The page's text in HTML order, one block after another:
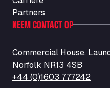
Partners
NEEM CONTACT OP
Commercial House,
Norfolk NR13 4SB
+44 (0)1603 777242